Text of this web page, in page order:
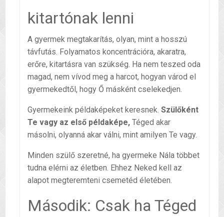
kitartónak lenni
A gyermek megtakarítás, olyan, mint a hosszú
távfutás. Folyamatos koncentrációra, akaratra,
erőre, kitartásra van szükség. Ha nem teszed oda
magad, nem vívod meg a harcot, hogyan várod el
gyermekedtől, hogy Ő másként cselekedjen.
Gyermekeink példaképeket keresnek. Szülőként
Te vagy az első példaképe, Téged akar
másolni, olyanná akar válni, mint amilyen Te vagy.
Minden szülő szeretné, ha gyermeke Nála többet
tudna elérni az életben. Ehhez Neked kell az
alapot megteremteni csemetéd életében.
Második: Csak ha Téged